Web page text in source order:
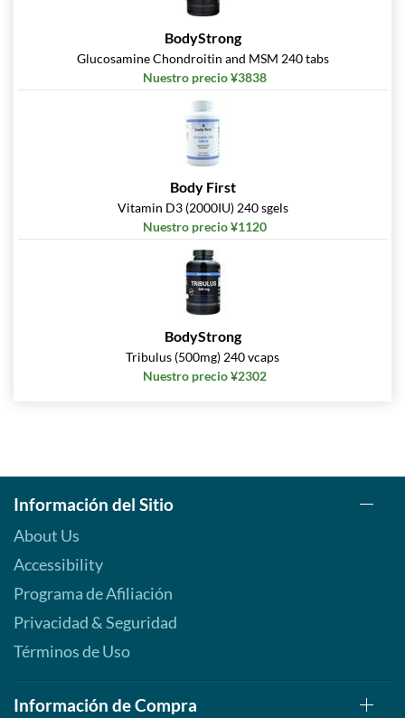
BodyStrong
Glucosamine Chondroitin and MSM 240 tabs
Nuestro precio ¥3838
Body First
Vitamin D3 (2000IU) 240 sgels
Nuestro precio ¥1120
BodyStrong
Tribulus (500mg) 240 vcaps
Nuestro precio ¥2302
Información del Sitio
About Us
Accessibility
Programa de Afiliación
Privacidad & Seguridad
Términos de Uso
Información de Compra